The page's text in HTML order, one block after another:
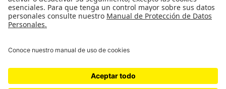
Colombia).
s
r
Facebook InstagramX